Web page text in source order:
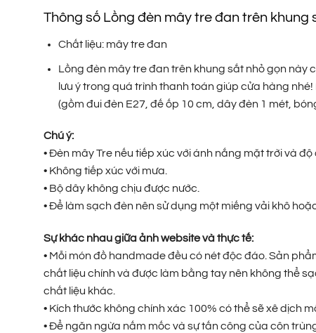
Thông số Lồng đèn mây tre đan trên khung
Chất liệu: mây tre đan
Lồng đèn mây tre đan trên khung sắt nhỏ gọn này
lưu ý trong quá trình thanh toán giúp cửa hàng
(gồm đui đèn E27, đế ốp 10 cm, dây đèn 1 mét,
Chú ý:
• Đèn mây Tre nếu tiếp xúc với ánh nắng mặt trời và
• Không tiếp xúc với mưa.
• Bộ dây không chịu được nước.
• Để làm sạch đèn nên sử dụng một miếng vải khô
Sự khác nhau giữa ảnh website và thực tế:
• Mỗi món đồ handmade đều có nét độc đáo. Sản
chất liệu chính và được làm bằng tay nên không thể
chất liệu khác.
• Kích thước không chính xác 100% có thể sẽ xê dịch
• Để ngăn ngừa nấm mốc và sự tấn công của côn